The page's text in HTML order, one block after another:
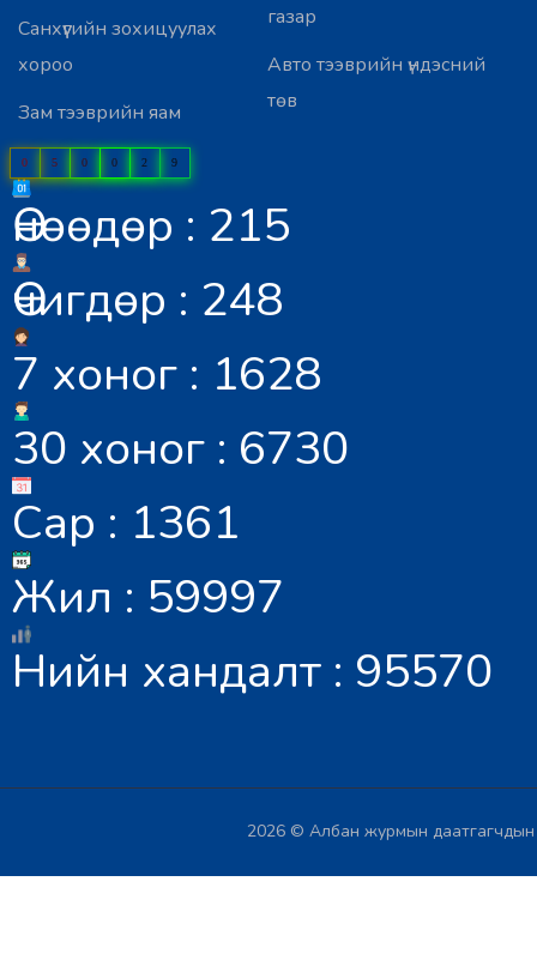
Санхүүгийн зохицуулах
хороо
Зам тээврийн яам
газар
Авто тээврийн үндэсний
төв
0 5 0 0 2 9
Өнөөдөр : 215
Өчигдөр : 248
7 хоног : 1628
30 хоног : 6730
Сар : 1361
Жил : 59997
Нийн хандалт : 95570
2026 © Албан журмын даатгагчдын